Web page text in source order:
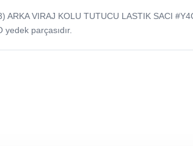
VIRAJ KOLU TUTUCU LASTIK SACI
parçasıdır.